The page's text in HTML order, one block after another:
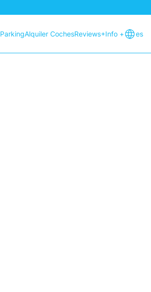
ParkingAlquiler CochesReviews+Info + es